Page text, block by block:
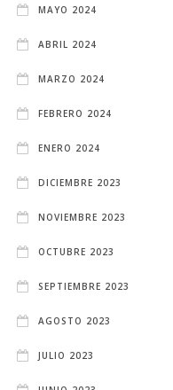
MAYO 2024
ABRIL 2024
MARZO 2024
FEBRERO 2024
ENERO 2024
DICIEMBRE 2023
NOVIEMBRE 2023
OCTUBRE 2023
SEPTIEMBRE 2023
AGOSTO 2023
JULIO 2023